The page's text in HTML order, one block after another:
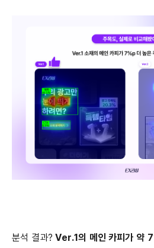
분석 결과?Ver.1의 메인 카피가 약